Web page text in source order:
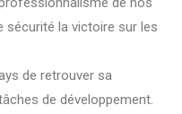
sécurité la victoire sur les
de retrouver sa
de développement.